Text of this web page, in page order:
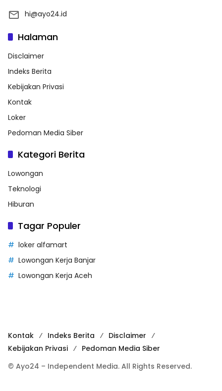
hi@ayo24.id
Halaman
Disclaimer
Indeks Berita
Kebijakan Privasi
Kontak
Loker
Pedoman Media Siber
Kategori Berita
Lowongan
Teknologi
Hiburan
Tagar Populer
loker alfamart
Lowongan Kerja Banjar
Lowongan Kerja Aceh
Kontak Indeks Berita
Disclaimer
Kebijakan Privasi
Pedoman Media Siber
© Ayo24 – Independent Media. All Rights Reserved.